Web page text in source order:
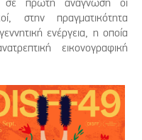
στην πραγματικότητα
ενέργεια, η οποία
εικονογραφική